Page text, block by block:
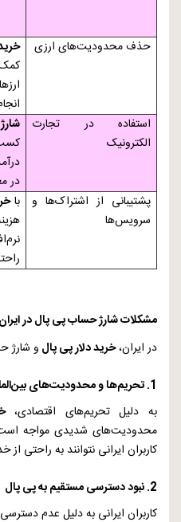
حذف محدودیت‌های ارزی
استفاده در تجارت
الکترونیک
در
پشتیبانی از اشتراک‌ها و
سرویس‌ها
با
مشکلات شارژ حساب پی پال در ایران
در ایران،خرید دلار پی پال و شارژ
1. تحریم‌ها و محدودیت‌های بین‌المللی
به دلیل تحریم‌های اقتصادی،
محدودیت‌های شدیدی مواجه
کاربران ایرانی نتوانند به راحتی
2. نبود دسترسی مستقیم به پی پال
کاربران ایرانی به دلیل عدم